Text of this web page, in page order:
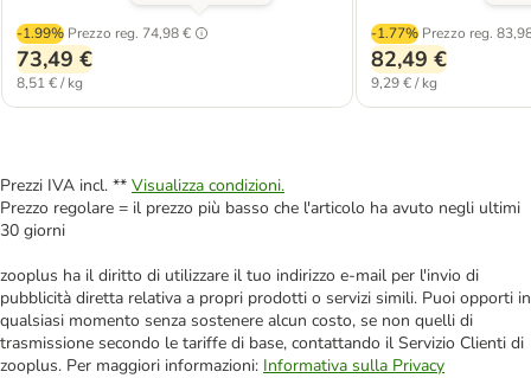
-1.99% Prezzo reg. 74,98 €
73,49 €
8,51 € / kg
-1.77% Prezzo reg.
82,49 €
9,29 € / kg
Prezzi IVA incl. ** Visualizza condizioni.
Prezzo regolare = il prezzo più basso che l'articolo ha avuto negli ultimi
30 giorni
zooplus ha il diritto di utilizzare il tuo indirizzo e-mail per l'invio di
pubblicità diretta relativa a propri prodotti o servizi simili. Puoi opporti in
qualsiasi momento senza sostenere alcun costo, se non quelli di
trasmissione secondo le tariffe di base, contattando il Servizio Clienti di
zooplus. Per maggiori informazioni: Informativa sulla Privacy